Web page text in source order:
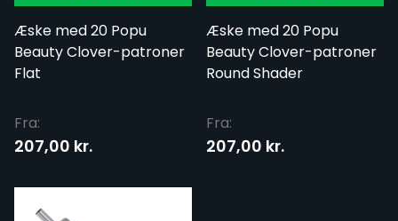
Æske med 20 Popu
Beauty Clover-patroner
Flat
Fra:
207,00 kr.
Æske med 20 Popu
Beauty Clover-patroner
Round Shader
Fra:
207,00 kr.